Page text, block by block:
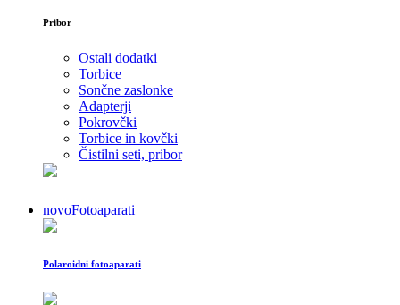
Pribor
Ostali dodatki
Torbice
Sončne zaslonke
Adapterji
Pokrovčki
Torbice in kovčki
Čistilni seti, pribor
novoFotoaparati
Polaroidni fotoaparati